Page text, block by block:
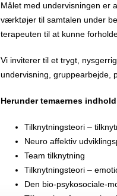
Målet med undervisningen er
værktøjer til samtalen under
terapeuten til at kunne
Vi inviterer til et trygt,
undervisning, gruppearbejde,
Herunder temaernes
Tilknytningsteori –
Neuro affektiv
Team tilknytning
Tilknytningsteori –
Den bio-psykosociale-